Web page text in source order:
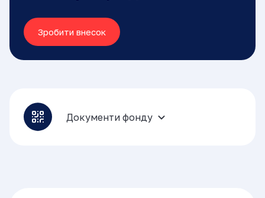
Зробити внесок
Документи фонду